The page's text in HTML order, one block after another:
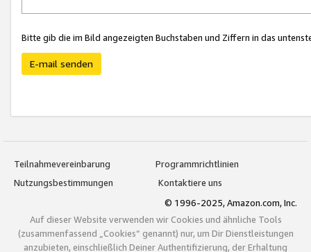
Bitte gib die im Bild angezeigten Buchstaben und Ziffern in das
E-mail senden
Teilnahmevereinbarung
Programmrichtlinien
Nutzungsbestimmungen
Kontaktiere uns
© 1996-2025, Amazon.com, Inc.
Auf dieser Website verwenden wir Cookies und ähnliche Tools
(zusammenfassend „Cookies“ genannt) nur, um Dir Dienstleistungen
anzubieten, einschließlich Deiner Authentifizierung, der Erhaltung